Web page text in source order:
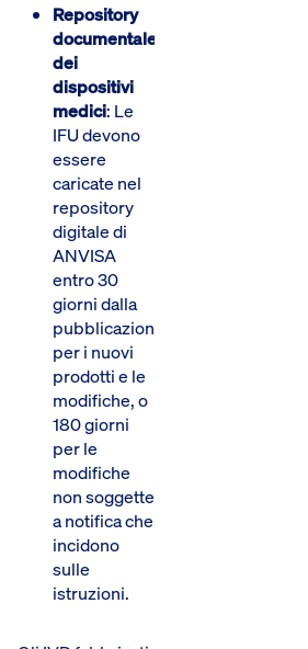
Repository
documentale
dei
dispositivi
medici: Le
IFU devono
essere
caricate nel
repository
digitale di
ANVISA
entro 30
giorni dalla
pubblicazione
per i nuovi
prodotti e le
modifiche, o
180 giorni
per le
modifiche
non soggette
a notifica che
incidono
sulle
istruzioni.